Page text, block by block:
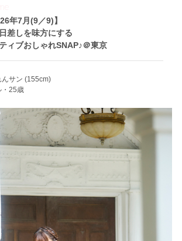
年7月(9／9)】
差しを味方にする
ィブおしゃれSNAP♪＠東京
んサン (155cm)
・25歳